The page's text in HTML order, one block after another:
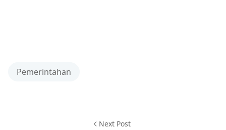
Pemerintahan
Next Post